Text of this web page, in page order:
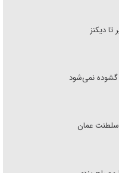
دیکنز
نمی‌شود
سلطنت عمان